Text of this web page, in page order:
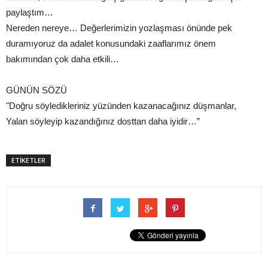
paylaştım…
Nereden nereye… Değerlerimizin yozlaşması önünde pek
duramıyoruz da adalet konusundaki zaaflarımız önem
bakımından çok daha etkili…
GÜNÜN SÖZÜ
"Doğru söyledikleriniz yüzünden kazanacağınız düşmanlar,
Yalan söyleyip kazandığınız dosttan daha iyidir…”
ETİKETLER